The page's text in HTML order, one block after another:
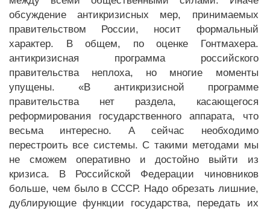
обсуждение антикризисных мер, принимаемых
правительством России, носит формальный
характер. В общем, по оценке Гонтмахера.
антикризисная программа российского
правительства неплоха, но многие моменты
упущены. «В антикризисной программе
правительства нет раздела, касающегося
реформирования государственного аппарата, что
весьма интересно. А сейчас необходимо
перестроить все системы. С такими методами мы
не сможем оперативно и достойно выйти из
кризиса. В Российской Федерации чиновников
больше, чем было в СССР. Надо обрезать лишние,
дублирующие функции государства, передать их